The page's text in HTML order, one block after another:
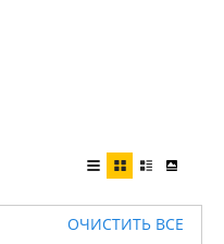
ОЧИСТИТЬ ВСЕ